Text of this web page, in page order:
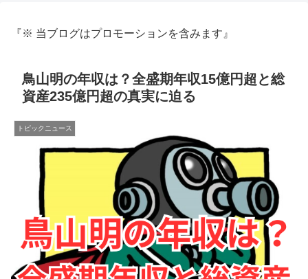
『※ 当ブログはプロモーションを含みます』
鳥山明の年収は？全盛期年収15億円超と総
資産235億円超の真実に迫る
トピックニュース